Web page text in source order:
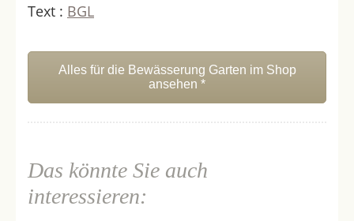
Text : BGL
Alles für die Bewässerung Garten im Shop
ansehen *
Das könnte Sie auch
interessieren: